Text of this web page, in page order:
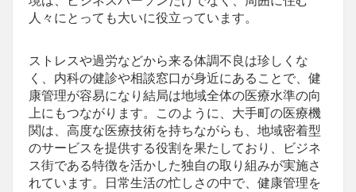
人々にとっても大いに役立っています。
ストレスや過労などから来る体調不良は珍しくな
く、内科の健診や相談窓口が身近にあることで、健
康管理が容易になり結局は地域全体の医療水準の向
上にもつながります。このように、大手町の医療機
関は、高度な医療技術を持ちながらも、地域密着型
のサービスを提供する役割を果たしており、ビジネ
ス街である特徴を活かした独自の取り組みが実施さ
れています。日常生活の忙しさの中で、健康管理を